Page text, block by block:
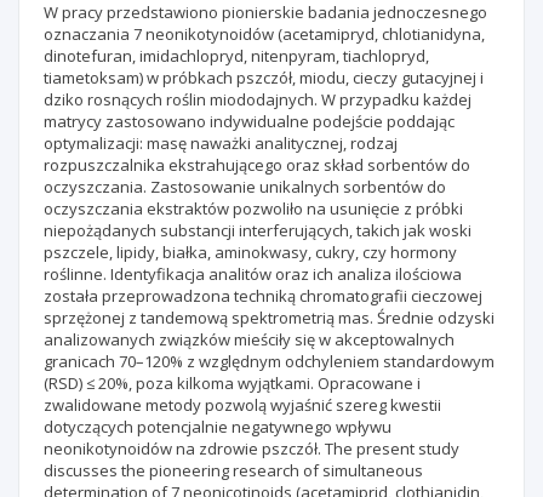
W pracy przedstawiono pionierskie badania jednoczesnego
oznaczania 7 neonikotynoidów (acetamipryd, chlotianidyna,
dinotefuran, imidachlopryd, nitenpyram, tiachlopryd,
tiametoksam) w próbkach pszczół, miodu, cieczy gutacyjnej i
dziko rosnących roślin miododajnych. W przypadku każdej
matrycy zastosowano indywidualne podejście poddając
optymalizacji: masę naważki analitycznej, rodzaj
rozpuszczalnika ekstrahującego oraz skład sorbentów do
oczyszczania. Zastosowanie unikalnych sorbentów do
oczyszczania ekstraktów pozwoliło na usunięcie z próbki
niepożądanych substancji interferujących, takich jak woski
pszczele, lipidy, białka, aminokwasy, cukry, czy hormony
roślinne. Identyfikacja analitów oraz ich analiza ilościowa
została przeprowadzona techniką chromatografii cieczowej
sprzężonej z tandemową spektrometrią mas. Średnie odzyski
analizowanych związków mieściły się w akceptowalnych
granicach 70–120% z względnym odchyleniem standardowym
(RSD) ≤ 20%, poza kilkoma wyjątkami. Opracowane i
zwalidowane metody pozwolą wyjaśnić szereg kwestii
dotyczących potencjalnie negatywnego wpływu
neonikotynoidów na zdrowie pszczół. The present study
discusses the pioneering research of simultaneous
determination of 7 neonicotinoids (acetamiprid, clothianidin,